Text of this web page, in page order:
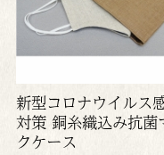
新型コロナウイルス
対策 銅糸織込み抗菌
クケース